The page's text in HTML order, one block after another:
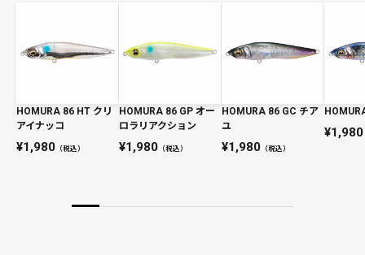
HOMURA 86 HT クリ
アイナッコ
1,980 （税込）
HOMURA 86 GP オー
ロラリアクション
1,980（税込）
HOMURA 86 GC チア
ユ
1,980（税込）
1,980